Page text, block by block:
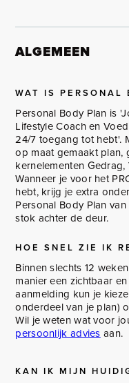
ALGEMEEN
WAT IS PERSONAL
Personal Body Plan is
Lifestyle Coach en
24/7 toegang tot hebt'.
op maat gemaakt
kernelementen
Wanneer je voor het
hebt, krijg je extra
Personal Body Plan
stok achter de deur.
HOE SNEL ZIE IK
Binnen slechts 12
manier een zichtbaar
aanmelding kun je
onderdeel van je plan)
Wil je weten wat voor
persoonlijk advies aan.
KAN IK MIJN